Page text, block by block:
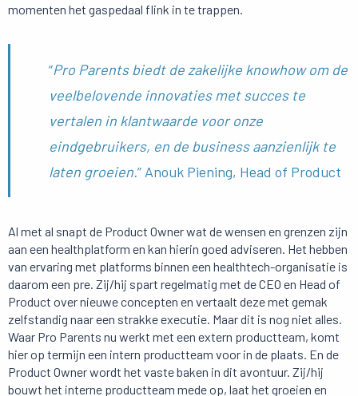
momenten het gaspedaal flink in te trappen.
“Pro Parents biedt de zakelijke knowhow om de
veelbelovende innovaties met succes te
vertalen in klantwaarde voor onze
eindgebruikers, en de business aanzienlijk te
laten groeien.” Anouk Piening, Head of Product
Al met al snapt de Product Owner wat de wensen en grenzen zijn
aan een healthplatform en kan hierin goed adviseren. Het hebben
van ervaring met platforms binnen een healthtech-organisatie is
daarom een pre. Zij/hij spart regelmatig met de CEO en Head of
Product over nieuwe concepten en vertaalt deze met gemak
zelfstandig naar een strakke executie. Maar dit is nog niet alles.
Waar Pro Parents nu werkt met een extern productteam, komt
hier op termijn een intern productteam voor in de plaats. En de
Product Owner wordt het vaste baken in dit avontuur. Zij/hij
bouwt het interne productteam mede op, laat het groeien en